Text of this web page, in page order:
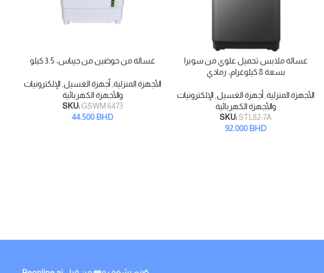
إضافة إلى السلة
غسالة ملابس تحميل علوي من سوبرا
بسعة 8 كيلوغرام، رمادي
الأجهزة المنزلية أجهزة الغسيل الإلكترونيات
والأجهزة الكهربائية
SKU:STL82-7A
92.000BHD
قراءة المزيد
غسالة من حوضين من جيباس، 3.5 كيلو
الأجهزة المنزلية أجهزة الغسيل الإلكترونيات
والأجهزة الكهربائية
SKU:GSWM 6473
44.500BHD